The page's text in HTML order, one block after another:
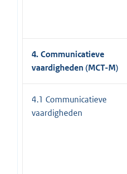
4. Communicatieve
vaardigheden (MCT-M)
4.1 Communicatieve
vaardigheden